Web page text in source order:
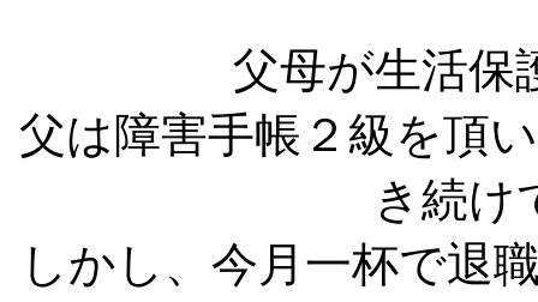
父母が生活保
父は障害手帳２級を頂
き続け
しかし、今月一杯で退